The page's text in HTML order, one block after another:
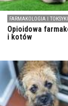
FARMAKOLOGIA I
Opioidowa
i kotów